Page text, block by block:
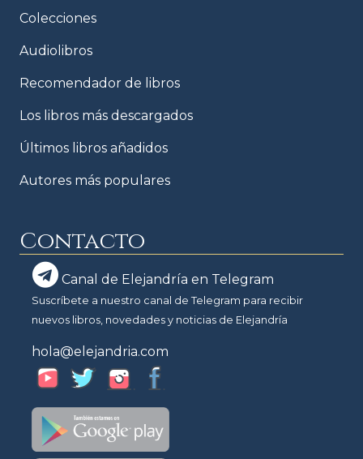
Colecciones
Audiolibros
Recomendador de libros
Los libros más descargados
Últimos libros añadidos
Autores más populares
Contacto
Canal de Elejandría en Telegram
Suscríbete a nuestro canal de Telegram para recibir
nuevos libros, novedades y noticias de Elejandría
hola@elejandria.com